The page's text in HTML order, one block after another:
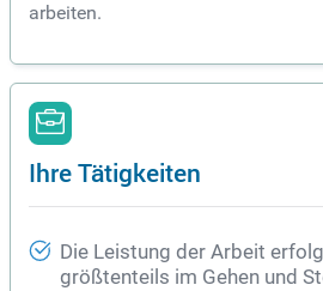
arbeiten.
Ihre Tätigkeiten
Die Leistung der Arbeit
größtenteils im Gehen und